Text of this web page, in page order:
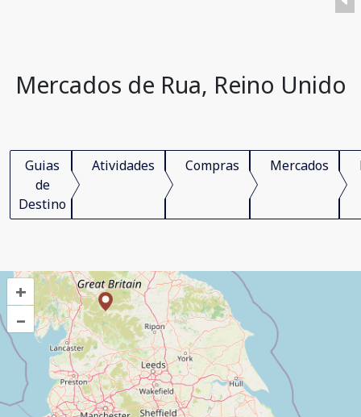
Mercados de Rua, Reino Unido
Guias
de
Destino
Atividades Compras Mercados
+
–